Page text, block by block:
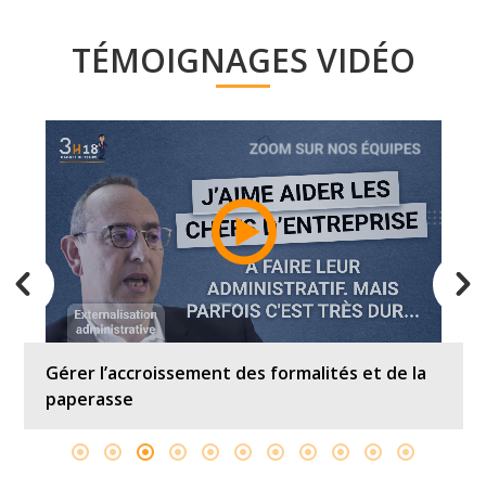
TÉMOIGNAGES VIDÉO
Gérer l’accroissement des formalités et de la
paperasse